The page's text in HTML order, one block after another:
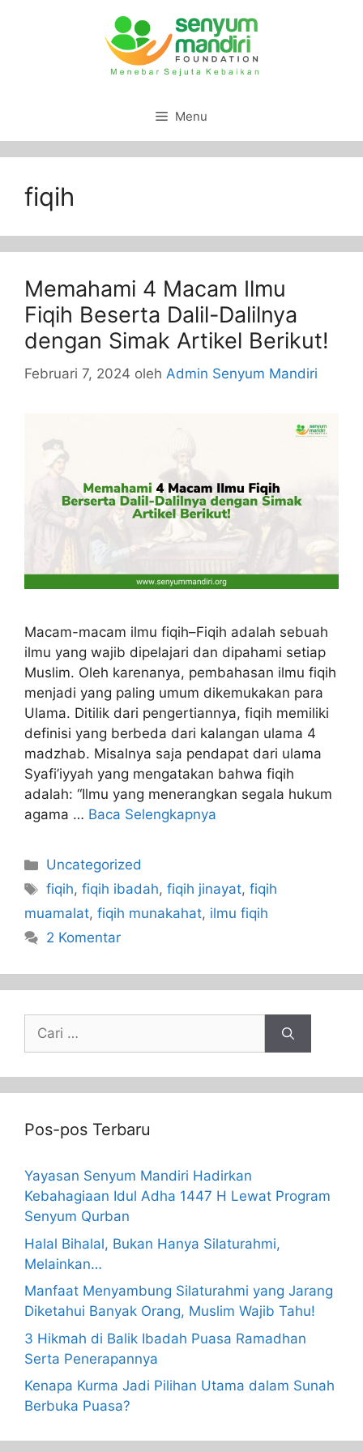
Menu
fiqih
Memahami 4 Macam Ilmu
Fiqih Beserta Dalil-Dalilnya
dengan Simak Artikel Berikut!
Februari 7, 2024 oleh Admin Senyum Mandiri
Macam-macam ilmu fiqih–Fiqih adalah sebuah
ilmu yang wajib dipelajari dan dipahami setiap
Muslim. Oleh karenanya, pembahasan ilmu fiqih
menjadi yang paling umum dikemukakan para
Ulama. Ditilik dari pengertiannya, fiqih memiliki
definisi yang berbeda dari kalangan ulama 4
madzhab. Misalnya saja pendapat dari ulama
Syafi’iyyah yang mengatakan bahwa fiqih
adalah: “Ilmu yang menerangkan segala hukum
agama … Baca Selengkapnya
Uncategorized
fiqih,fiqih ibadah,fiqih jinayat,fiqih
muamalat, fiqih munakahat, ilmu fiqih
2 Komentar
Pos-pos Terbaru
Yayasan Senyum Mandiri Hadirkan
Kebahagiaan Idul Adha 1447 H Lewat Program
Senyum Qurban
Halal Bihalal, Bukan Hanya Silaturahmi,
Melainkan…
Manfaat Menyambung Silaturahmi yang Jarang
Diketahui Banyak Orang, Muslim Wajib Tahu!
3 Hikmah di Balik Ibadah Puasa Ramadhan
Serta Penerapannya
Kenapa Kurma Jadi Pilihan Utama dalam Sunah
Berbuka Puasa?